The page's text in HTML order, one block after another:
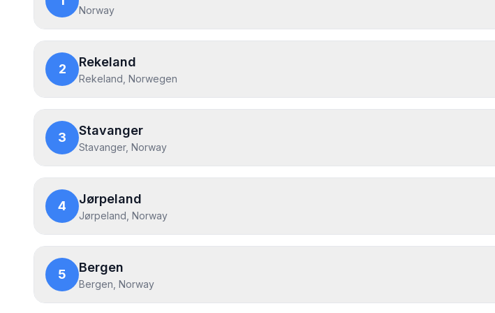
Norway
2 Rekeland
Rekeland, Norwegen
3 Stavanger
Stavanger, Norway
4 Jørpeland
Jørpeland, Norway
5 Bergen
Bergen, Norway